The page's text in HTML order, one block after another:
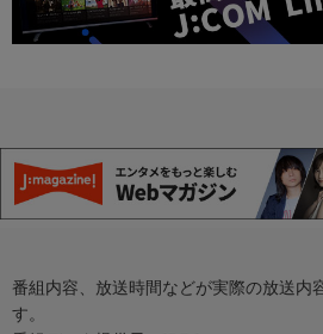
番組内容、放送時間などが実際の放送内
す。